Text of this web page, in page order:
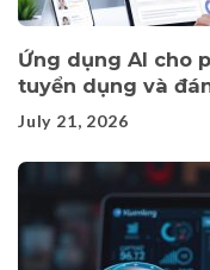
Ứng dụng AI cho
tuyển dụng và
July 21, 2026